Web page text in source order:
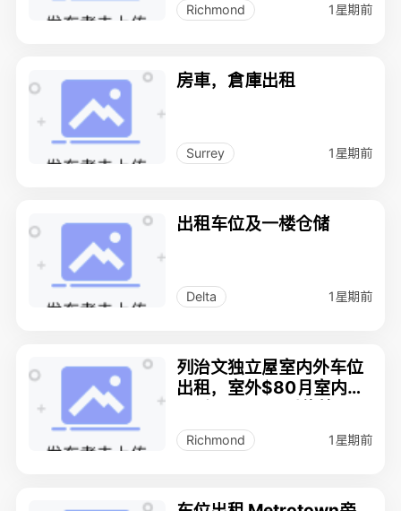
Richmond 1星期前
房車，倉庫出租
Surrey 1星期前
出租车位及一楼仓储
Delta 1星期前
列治文独立屋室内外车位
出租，室外$80月室内$1
离温哥华机场10分钟车
程。
Richmond 1星期前